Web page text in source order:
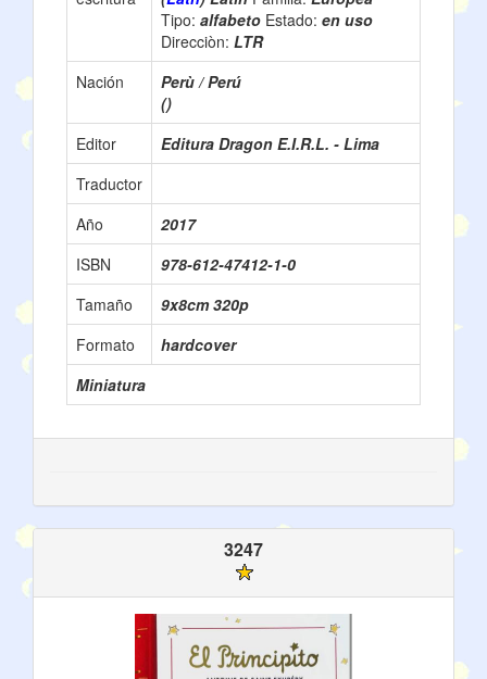
Tipo: alfabeto Estado: en uso
Direcciòn: LTR
Nación
Perù / Perú
()
Editor
Editura Dragon E.I.R.L. - Lima
Traductor
Año
2017
ISBN
978-612-47412-1-0
Tamaño
9x8cm 320p
Formato
hardcover
Miniatura
3247